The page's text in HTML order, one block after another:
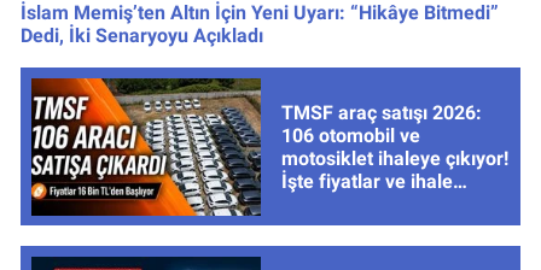
İslam Memiş’ten Altın İçin Yeni Uyarı: “Hikâye Bitmedi”
Dedi, İki Senaryoyu Açıkladı
TMSF araç satışı 2026:
106 otomobil ve
motosiklet ihaleye çıkıyor!
İşte fiyatlar ve ihale